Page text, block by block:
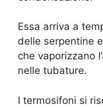
Essa arriva a
delle serpentine
che vaporizzano
nelle tubature.
I termosifoni si